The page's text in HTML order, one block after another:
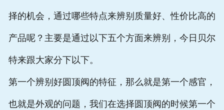
生产装备
合作客户
联系方式
择的机会，通过哪些特点来辨别质量好、性价比高的
产品呢？主要是通过以下五个方面来辨别，今日贝尔
特来跟大家分下以下。
第一个辨别好圆顶阀的特征，那么就是第一个感官，
也就是外观的问题，我们在选择圆顶阀的时候第一个